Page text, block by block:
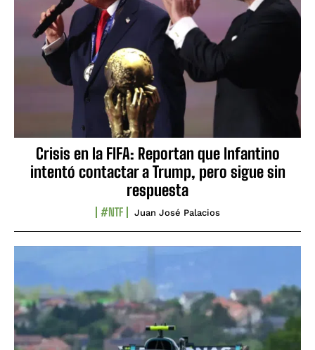
Crisis en la FIFA: Reportan que Infantino
intentó contactar a Trump, pero sigue sin
respuesta
#NTF Juan José Palacios